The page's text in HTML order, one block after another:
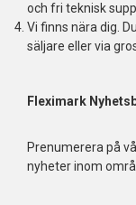
och fri teknisk
Vi finns nära dig.
säljare eller via
Fleximark
Prenumerera på
nyheter inom